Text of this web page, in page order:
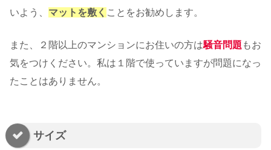
いよう、 マットを敷く ことをお勧めします。
また、２階以上のマンションにお住いの方は騒音問題 もお
気をつけください。私は１階で使っていますが問題になっ
たことはありません。
サイズ